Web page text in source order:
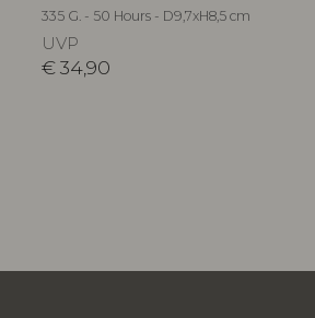
335 G. - 50 Hours - D9,7xH8,5 cm
UVP
€ 34,90